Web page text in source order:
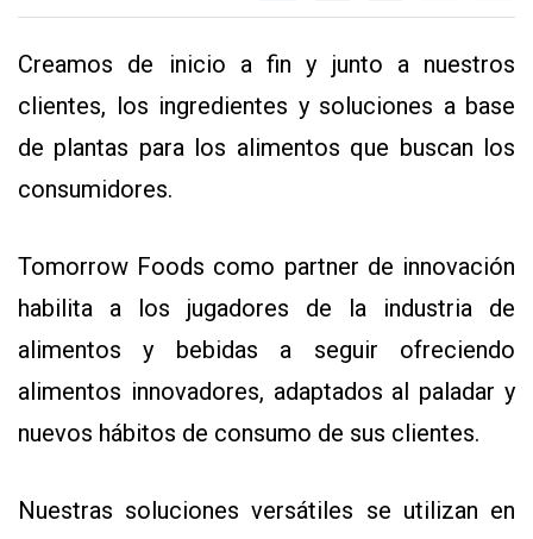
CATÁLOGO DE CORTES
DE CARNE VACUNA
CAPACITACIONES
DIRECTORIO
CALENDARIO
TEMAS DESTACADOS
CARNE
FRIGORIFICO
INVESTIGACIÓN
AGRO
PREMIO
Creamos de inicio a fin y junto a nuestros
clientes, los ingredientes y soluciones a base
de plantas para los alimentos que buscan los
consumidores.
Tomorrow Foods como partner de innovación
habilita a los jugadores de la industria de
alimentos y bebidas a seguir ofreciendo
alimentos innovadores, adaptados al paladar y
nuevos hábitos de consumo de sus clientes.
Nuestras soluciones versátiles se utilizan en